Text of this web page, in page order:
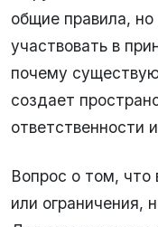
общие правила,
участвовать в
почему
создает
ответственности
Вопрос о том, что
или ограничения,